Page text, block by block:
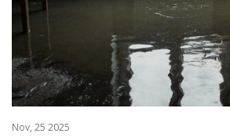
Nov, 25 2025